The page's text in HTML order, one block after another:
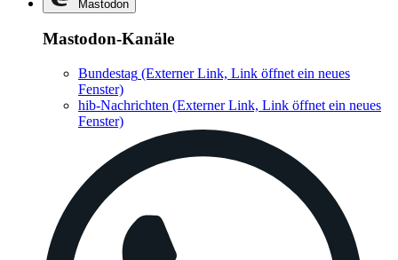
Mastodon
Mastodon-Kanäle
Bundestag (Externer Link, Link öffnet ein neues
Fenster)
hib-Nachrichten (Externer Link, Link öffnet ein neues
Fenster)